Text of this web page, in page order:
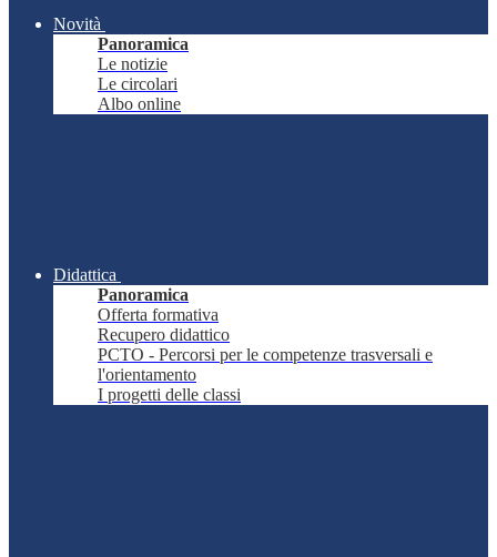
Novità
Panoramica
Le notizie
Le circolari
Albo online
Didattica
Panoramica
Offerta formativa
Recupero didattico
PCTO - Percorsi per le competenze trasversali e
l'orientamento
I progetti delle classi